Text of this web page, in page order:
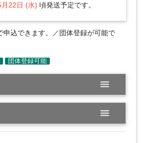
22日 (水) 頃発送予定です。
申込できます。／団体登録が可能で
menu
menu